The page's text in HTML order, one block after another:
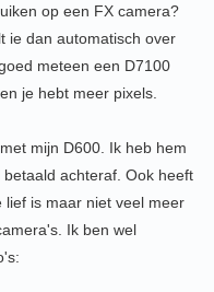
op een FX camera?
ie dan automatisch over
meteen een D7100
je hebt meer pixels.
mijn D600. Ik heb hem
achteraf. Ook heeft
is maar niet veel meer
Ik ben wel